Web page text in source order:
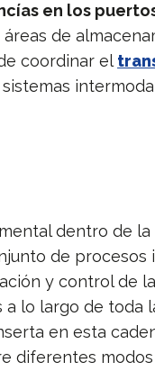
en los
de
coordinar el
dentro de
de
y control de
lo largo de toda
en esta
diferentes